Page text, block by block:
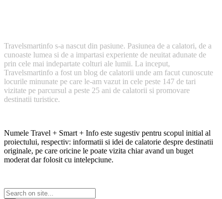
Travelsmartinfo s-a nascut din pasiune. Pasiunea de a calatori, de a
cunoaste lumea si de a impartasi experiente de neuitat adunate de
prin cele mai indepartate colturi ale lumii. La inceput,
Travelsmartinfo a fost un blog de calatorii unde am facut cunoscute
locurile minunate pe care le-am vazut in cele peste 147 de tari
vizitate pe parcursul a peste 25 ani de calatorii si promovare
destinatii turistice.
Numele Travel + Smart + Info este sugestiv pentru scopul initial al
proiectului, respectiv: informatii si idei de calatorie despre destinatii
originale, pe care oricine le poate vizita chiar avand un buget
moderat dar folosit cu intelepciune.